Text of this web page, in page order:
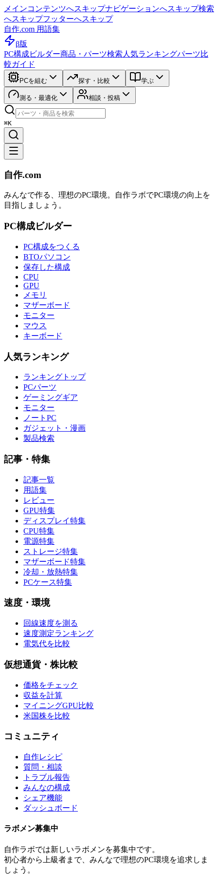
メインコンテンツへスキップナビゲーションへスキップ検索
へスキップフッターへスキップ
自作.com 用語集
β版
PC構成ビルダー商品・パーツ検索 人気ランキングパーツ比
較ガイド
PCを組む 探す・比較 学ぶ
測る・最適化 相談・投稿
⌘K
自作.com
みんなで作る、理想のPC環境。 自作ラボでPC環境の向上を
目指しましょう。
PC構成ビルダー
PC構成をつくる
BTOパソコン
保存した構成
CPU
GPU
メモリ
マザーボード
モニター
マウス
キーボード
人気ランキング
ランキングトップ
PCパーツ
ゲーミングギア
モニター
ノートPC
ガジェット・漫画
製品検索
記事・特集
記事一覧
用語集
レビュー
GPU特集
ディスプレイ特集
CPU特集
電源特集
ストレージ特集
マザーボード特集
冷却・放熱特集
PCケース特集
速度・環境
回線速度を測る
速度測定ランキング
電気代を比較
仮想通貨・株比較
価格をチェック
収益を計算
マイニングGPU比較
米国株を比較
コミュニティ
自作レシピ
質問・相談
トラブル報告
みんなの構成
シェア機能
ダッシュボード
ラボメン募集中
自作ラボでは新しいラボメンを募集中です。
初心者から上級者まで、みんなで理想のPC環境を追求しま
しょう。